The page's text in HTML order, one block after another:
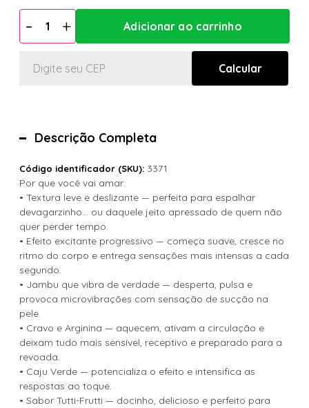
Descrição Completa
Código identificador (SKU): 3371
Por que você vai amar:
• Textura leve e deslizante — perfeita para espalhar
devagarzinho… ou daquele jeito apressado de quem não
quer perder tempo.
• Efeito excitante progressivo — começa suave, cresce no
ritmo do corpo e entrega sensações mais intensas a cada
segundo.
• Jambu que vibra de verdade — desperta, pulsa e
provoca microvibrações com sensação de sucção na
pele.
• Cravo e Arginina — aquecem, ativam a circulação e
deixam tudo mais sensível, receptivo e preparado para a
revoada.
• Caju Verde — potencializa o efeito e intensifica as
respostas ao toque.
• Sabor Tutti-Frutti — docinho, delicioso e perfeito para